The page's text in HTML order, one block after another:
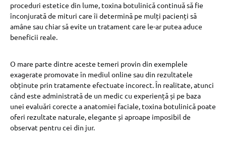
proceduri estetice din lume, toxina botulinică continuă să fie
înconjurată de mituri care îi determină pe mulți pacienți să
amâne sau chiar să evite un tratament care le-ar putea aduce
beneficii reale.
O mare parte dintre aceste temeri provin din exemplele
exagerate promovate în mediul online sau din rezultatele
obținute prin tratamente efectuate incorect. În realitate, atunci
când este administrată de un medic cu experiență și pe baza
unei evaluări corecte a anatomiei faciale, toxina botulinică poate
oferi rezultate naturale, elegante și aproape imposibil de
observat pentru cei din jur.